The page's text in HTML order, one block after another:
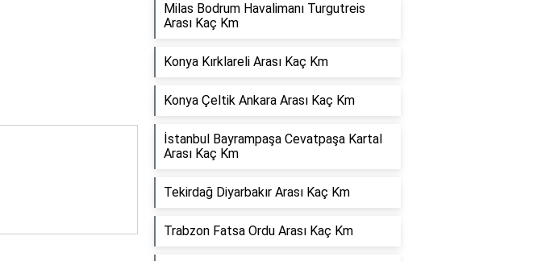
Milas Bodrum Havalimanı Turgutreis
Arası Kaç Km
Konya Kırklareli Arası Kaç Km
Konya Çeltik Ankara Arası Kaç Km
İstanbul Bayrampaşa Cevatpaşa Kartal
Arası Kaç Km
Tekirdağ Diyarbakır Arası Kaç Km
Trabzon Fatsa Ordu Arası Kaç Km